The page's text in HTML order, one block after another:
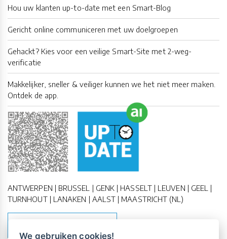
Hou uw klanten up-to-date met een Smart-Blog
Gericht online communiceren met uw doelgroepen
Gehackt? Kies voor een veilige Smart-Site met 2-weg-
verificatie
Makkelijker, sneller & veiliger kunnen we het niet meer maken.
Ontdek de app.
ANTWERPEN | BRUSSEL | GENK | HASSELT | LEUVEN | GEEL |
TURNHOUT | LANAKEN | AALST | MAASTRICHT (NL)
We gebruiken cookies!